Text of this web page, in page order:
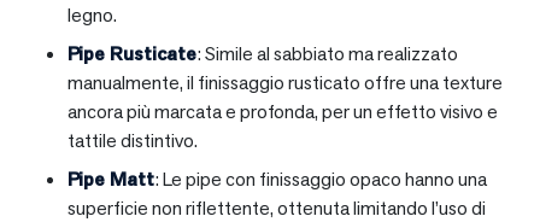
legno.
Pipe Rusticate: Simile al sabbiato ma realizzato
manualmente, il finissaggio rusticato offre una texture
ancora più marcata e profonda, per un effetto visivo e
tattile distintivo.
Pipe Matt: Le pipe con finissaggio opaco hanno una
superficie non riflettente, ottenuta limitando l’uso di